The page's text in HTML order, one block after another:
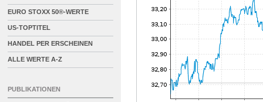
EURO STOXX 50®-WERTE
US-TOPTITEL
HANDEL PER ERSCHEINEN
ALLE WERTE A-Z
PUBLIKATIONEN